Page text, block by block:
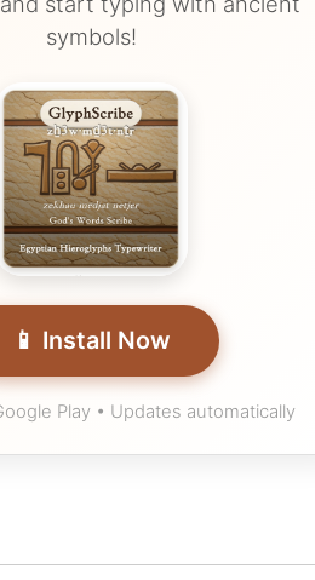
symbols!
📱 Install Now
Play • Updates automatically